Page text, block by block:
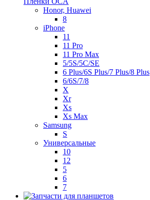
Honor, Huawei
8
iPhone
11
11 Pro
11 Pro Max
5/5S/5C/SE
6 Plus/6S Plus/7 Plus/8 Plus
6/6S/7/8
X
Xr
Xs
Xs Max
Samsung
S
Универсальные
10
12
5
6
7